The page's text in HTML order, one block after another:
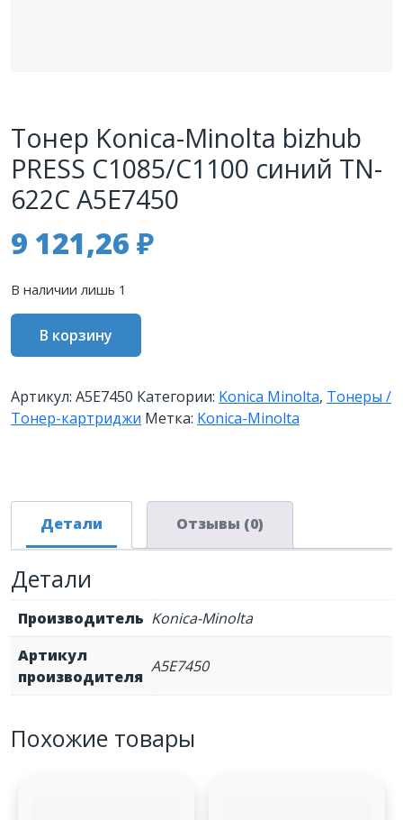
Тонер Konica-Minolta bizhub
PRESS C1085/C1100 синий TN-
622C A5E7450
9 121,26 ₽
В наличии лишь 1
Количество
товара
Konica-
Minolta
bizhub
синий
В корзину
Артикул: A5E7450 Категории: Konica Minolta, Тонеры /
Тонер-картриджи Метка: Konica-Minolta
Детали Отзывы (0)
Детали
Производитель Konica-Minolta
Артикул
производителя
A5E7450
Похожие товары